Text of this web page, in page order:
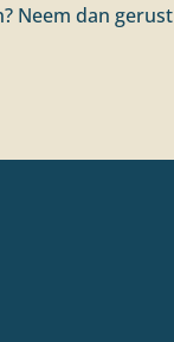
Neem dan gerust